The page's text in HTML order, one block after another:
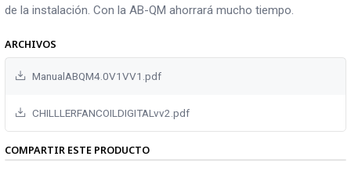
de la instalación. Con la AB-QM ahorrará mucho tiempo.
ARCHIVOS
ManualABQM4.0V1VV1.pdf
CHILLLERFANCOILDIGITALvv2.pdf
COMPARTIR ESTE PRODUCTO